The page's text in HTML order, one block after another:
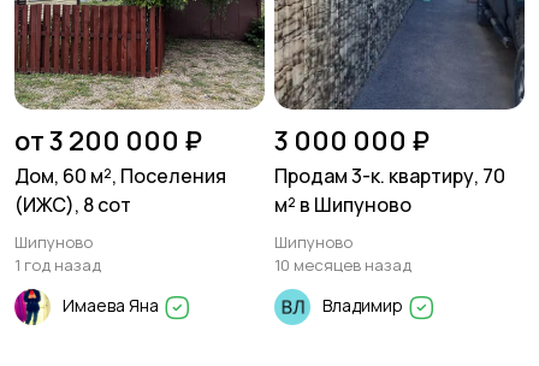
от 3 200 000 ₽
Дом, 60 м², Поселения
(ИЖС), 8 сот
Шипуново
1 год назад
Имаева Яна
3 000 000 ₽
Продам 3-к. квартиру, 70
м² в Шипуново
Шипуново
10 месяцев назад
Владимир